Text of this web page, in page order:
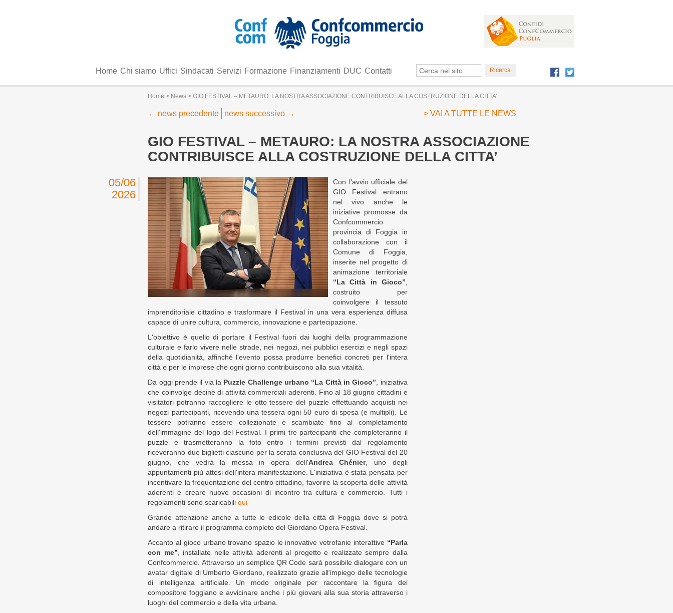
Home Chi siamo Uffici Sindacati Servizi Formazione Finanziamenti DUC Contatti
Home > News > GIO FESTIVAL – METAURO: LA NOSTRA ASSOCIAZIONE CONTRIBUISCE ALLA COSTRUZIONE DELLA CITTA’
← news precedente news successivo →
GIO FESTIVAL – METAURO: LA NOSTRA ASSOCIAZIONE
CONTRIBUISCE ALLA COSTRUZIONE DELLA CITTA’
> VAI A TUTTE LE NEWS
05/06
2026
Con l'avvio ufficiale del
GIO Festival entrano
nel vivo anche le
iniziative promosse da
Confcommercio
provincia di Foggia in
collaborazione con il
Comune di Foggia,
inserite nel progetto di
animazione territoriale
“La Città in Gioco”
costruito per
coinvolgere il tessuto
imprenditoriale cittadino e trasformare il Festival in una vera esperienza diffusa
capace di unire cultura, commercio, innovazione e partecipazione.
L'obiettivo è quello di portare il Festival fuori dai luoghi della programmazione
culturale e farlo vivere nelle strade, nei negozi, nei pubblici esercizi e negli spazi
della quotidianità, affinché l'evento possa produrre benefici concreti per l'intera
città e per le imprese che ogni giorno contribuiscono alla sua vitalità.
Da oggi prende il via la Puzzle Challenge urbano “La Città in Gioco” , iniziativa
che coinvolge decine di attività commerciali aderenti. Fino al 18 giugno cittadini e
visitatori potranno raccogliere le otto tessere del puzzle effettuando acquisti nei
negozi partecipanti, ricevendo una tessera ogni 50 euro di spesa (e multipli). Le
tessere potranno essere collezionate e scambiate fino al completamento
dell'immagine del logo del Festival. I primi tre partecipanti che completeranno il
puzzle e trasmetteranno la foto entro i termini previsti dal regolamento
riceveranno due biglietti ciascuno per la serata conclusiva del GIO Festival del 20
giugno, che vedrà la messa in opera dell'Andrea Chénier, uno degli
appuntamenti più attesi dell'intera manifestazione. L'iniziativa è stata pensata per
incentivare la frequentazione del centro cittadino, favorire la scoperta delle attività
aderenti e creare nuove occasioni di incontro tra cultura e commercio. Tutti i
regolamenti sono scaricabiliqui
Grande attenzione anche a tutte le edicole della città di Foggia dove si potrà
andare a ritirare il programma completo del Giordano Opera Festival.
Accanto al gioco urbano trovano spazio le innovative vetrofanie interattive “Parla
con me” , installate nelle attività aderenti al progetto e realizzate sempre dalla
Confcommercio. Attraverso un semplice QR Code sarà possibile dialogare con un
avatar digitale di Umberto Giordano, realizzato grazie all'impiego delle tecnologie
di intelligenza artificiale. Un modo originale per raccontare la figura del
compositore foggiano e avvicinare anche i più giovani alla sua storia attraverso i
luoghi del commercio e della vita urbana.